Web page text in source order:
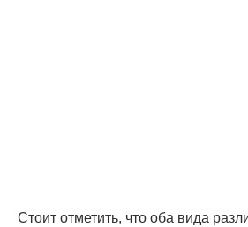
Стоит отметить, что оба вида